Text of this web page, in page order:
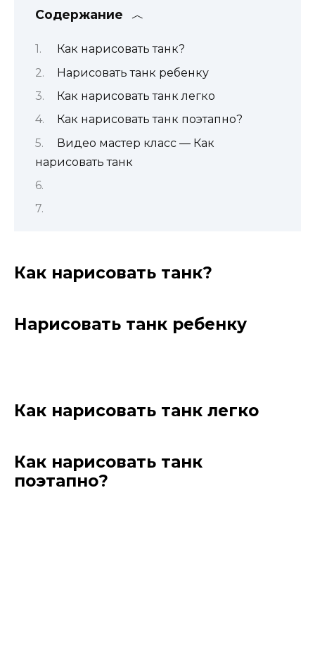
Содержание
Как нарисовать танк?
Нарисовать танк ребенку
Как нарисовать танк легко
Как нарисовать танк поэтапно?
Видео мастер класс — Как
нарисовать танк
Как нарисовать танк?
Нарисовать танк ребенку
Как нарисовать танк легко
Как нарисовать танк
поэтапно?